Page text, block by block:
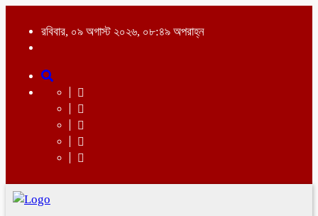
রবিবার, ০৯ অগাস্ট ২০২৬, ০৮:৪৯ অপরাহ্ন